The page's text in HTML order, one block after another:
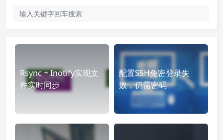
Rsync + Inotify实现文
件实时同步
配置SSH免密登录失
败，仍需密码